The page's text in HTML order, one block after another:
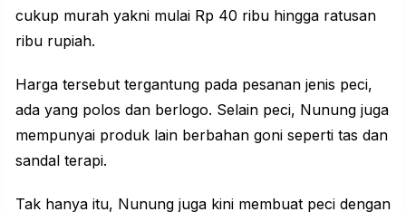
cukup murah yakni mulai Rp 40 ribu hingga ratusan
ribu rupiah.
Harga tersebut tergantung pada pesanan jenis peci,
ada yang polos dan berlogo. Selain peci, Nunung juga
mempunyai produk lain berbahan goni seperti tas dan
sandal terapi.
Tak hanya itu, Nunung juga kini membuat peci dengan